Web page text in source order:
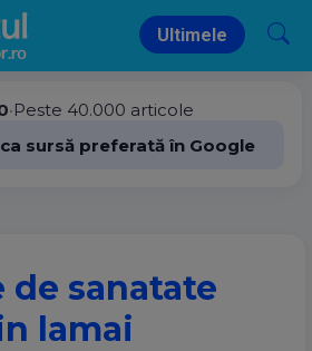
Ultimele
•Peste 40.000 articole
sursă preferată în Google
de sanatate
lamai